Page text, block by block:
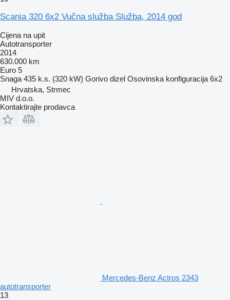
Scania 320 6x2 Vučna služba Služba, 2014 god
Cijena na upit
Autotransporter
2014
630.000 km
Euro 5
Snaga 435 k.s. (320 kW) Gorivo dizel Osovinska konfiguracija 6x2
Hrvatska, Strmec
MIV d.o.o.
Kontaktirajte prodavca
Mercedes-Benz Actros 2343
autotransporter
13